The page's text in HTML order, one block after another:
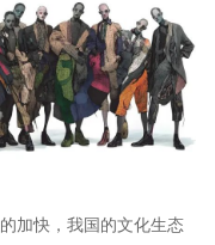
加快，我国的文化生态